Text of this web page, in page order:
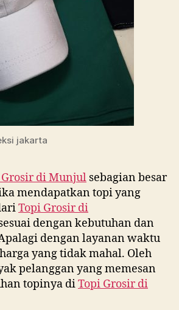
jakarta
diMunjul sebagian besar
mendapatkan topi yang
Topi Grosir di
dengan kebutuhan dan
dengan layanan waktu
yang tidak mahal. Oleh
pelanggan yang memesan
topinya diTopi Grosir di